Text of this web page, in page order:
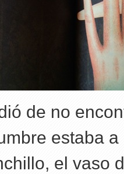
de no
estaba
el vaso